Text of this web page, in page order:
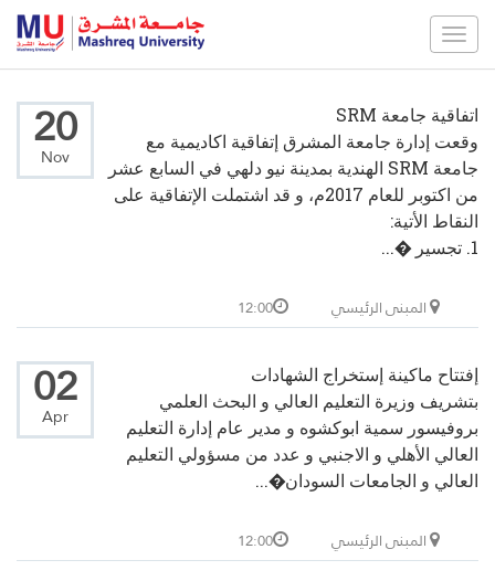
Toggle
navigation
20
Nov
اتفاقية جامعة SRM
وقعت إدارة جامعة المشرق إتفاقية اكاديمية مع
جامعة SRM الهندية بمدينة نيو دلهي في السابع عشر
من اكتوبر للعام 2017م، و قد اشتملت الإتفاقية على
النقاط الأتية:
1. تجسير �...
المبنى الرئيسي 12:00
02
Apr
إفتتاح ماكينة إستخراج الشهادات
بتشريف وزيرة التعليم العالي و البحث العلمي
بروفيسور سمية ابوكشوه و مدير عام إدارة التعليم
العالي الأهلي و الاجنبي و عدد من مسؤولي التعليم
العالي و الجامعات السودان�...
المبنى الرئيسي 12:00